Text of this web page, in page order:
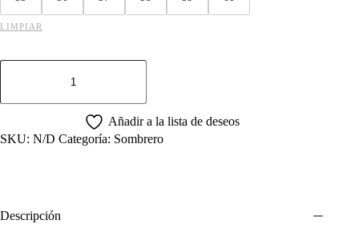
LIMPIAR
SOMBRERO
2000X
F.10
NATURAL
Añadir a la lista de deseos
SKU: N/D Categoría: Sombrero
Descripción